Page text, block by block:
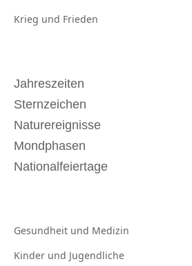
Krieg und Frieden
Jahreszeiten
Sternzeichen
Naturereignisse
Mondphasen
Nationalfeiertage
Gesundheit und Medizin
Kinder und Jugendliche